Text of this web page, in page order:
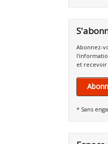
Abonnez-
et recevoir
* Sans